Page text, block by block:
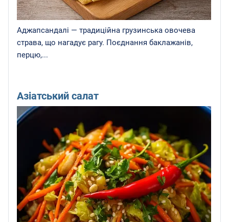
Аджапсандалі — традиційна грузинська овочева
страва, що нагадує рагу. Поєднання баклажанів,
перцю,...
Азіатський салат